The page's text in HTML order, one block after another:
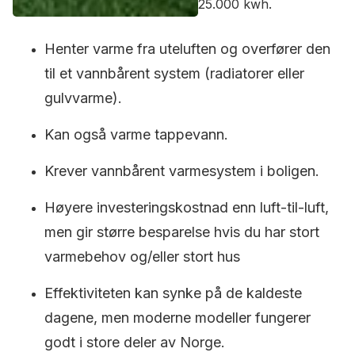
25.000 kwh.
Henter varme fra uteluften og overfører den
til et vannbårent system (radiatorer eller
gulvvarme).
Kan også varme tappevann.
Krever vannbårent varmesystem i boligen.
Høyere investeringskostnad enn luft-til-luft,
men gir større besparelse hvis du har stort
varmebehov og/eller stort hus
Effektiviteten kan synke på de kaldeste
dagene, men moderne modeller fungerer
godt i store deler av Norge.